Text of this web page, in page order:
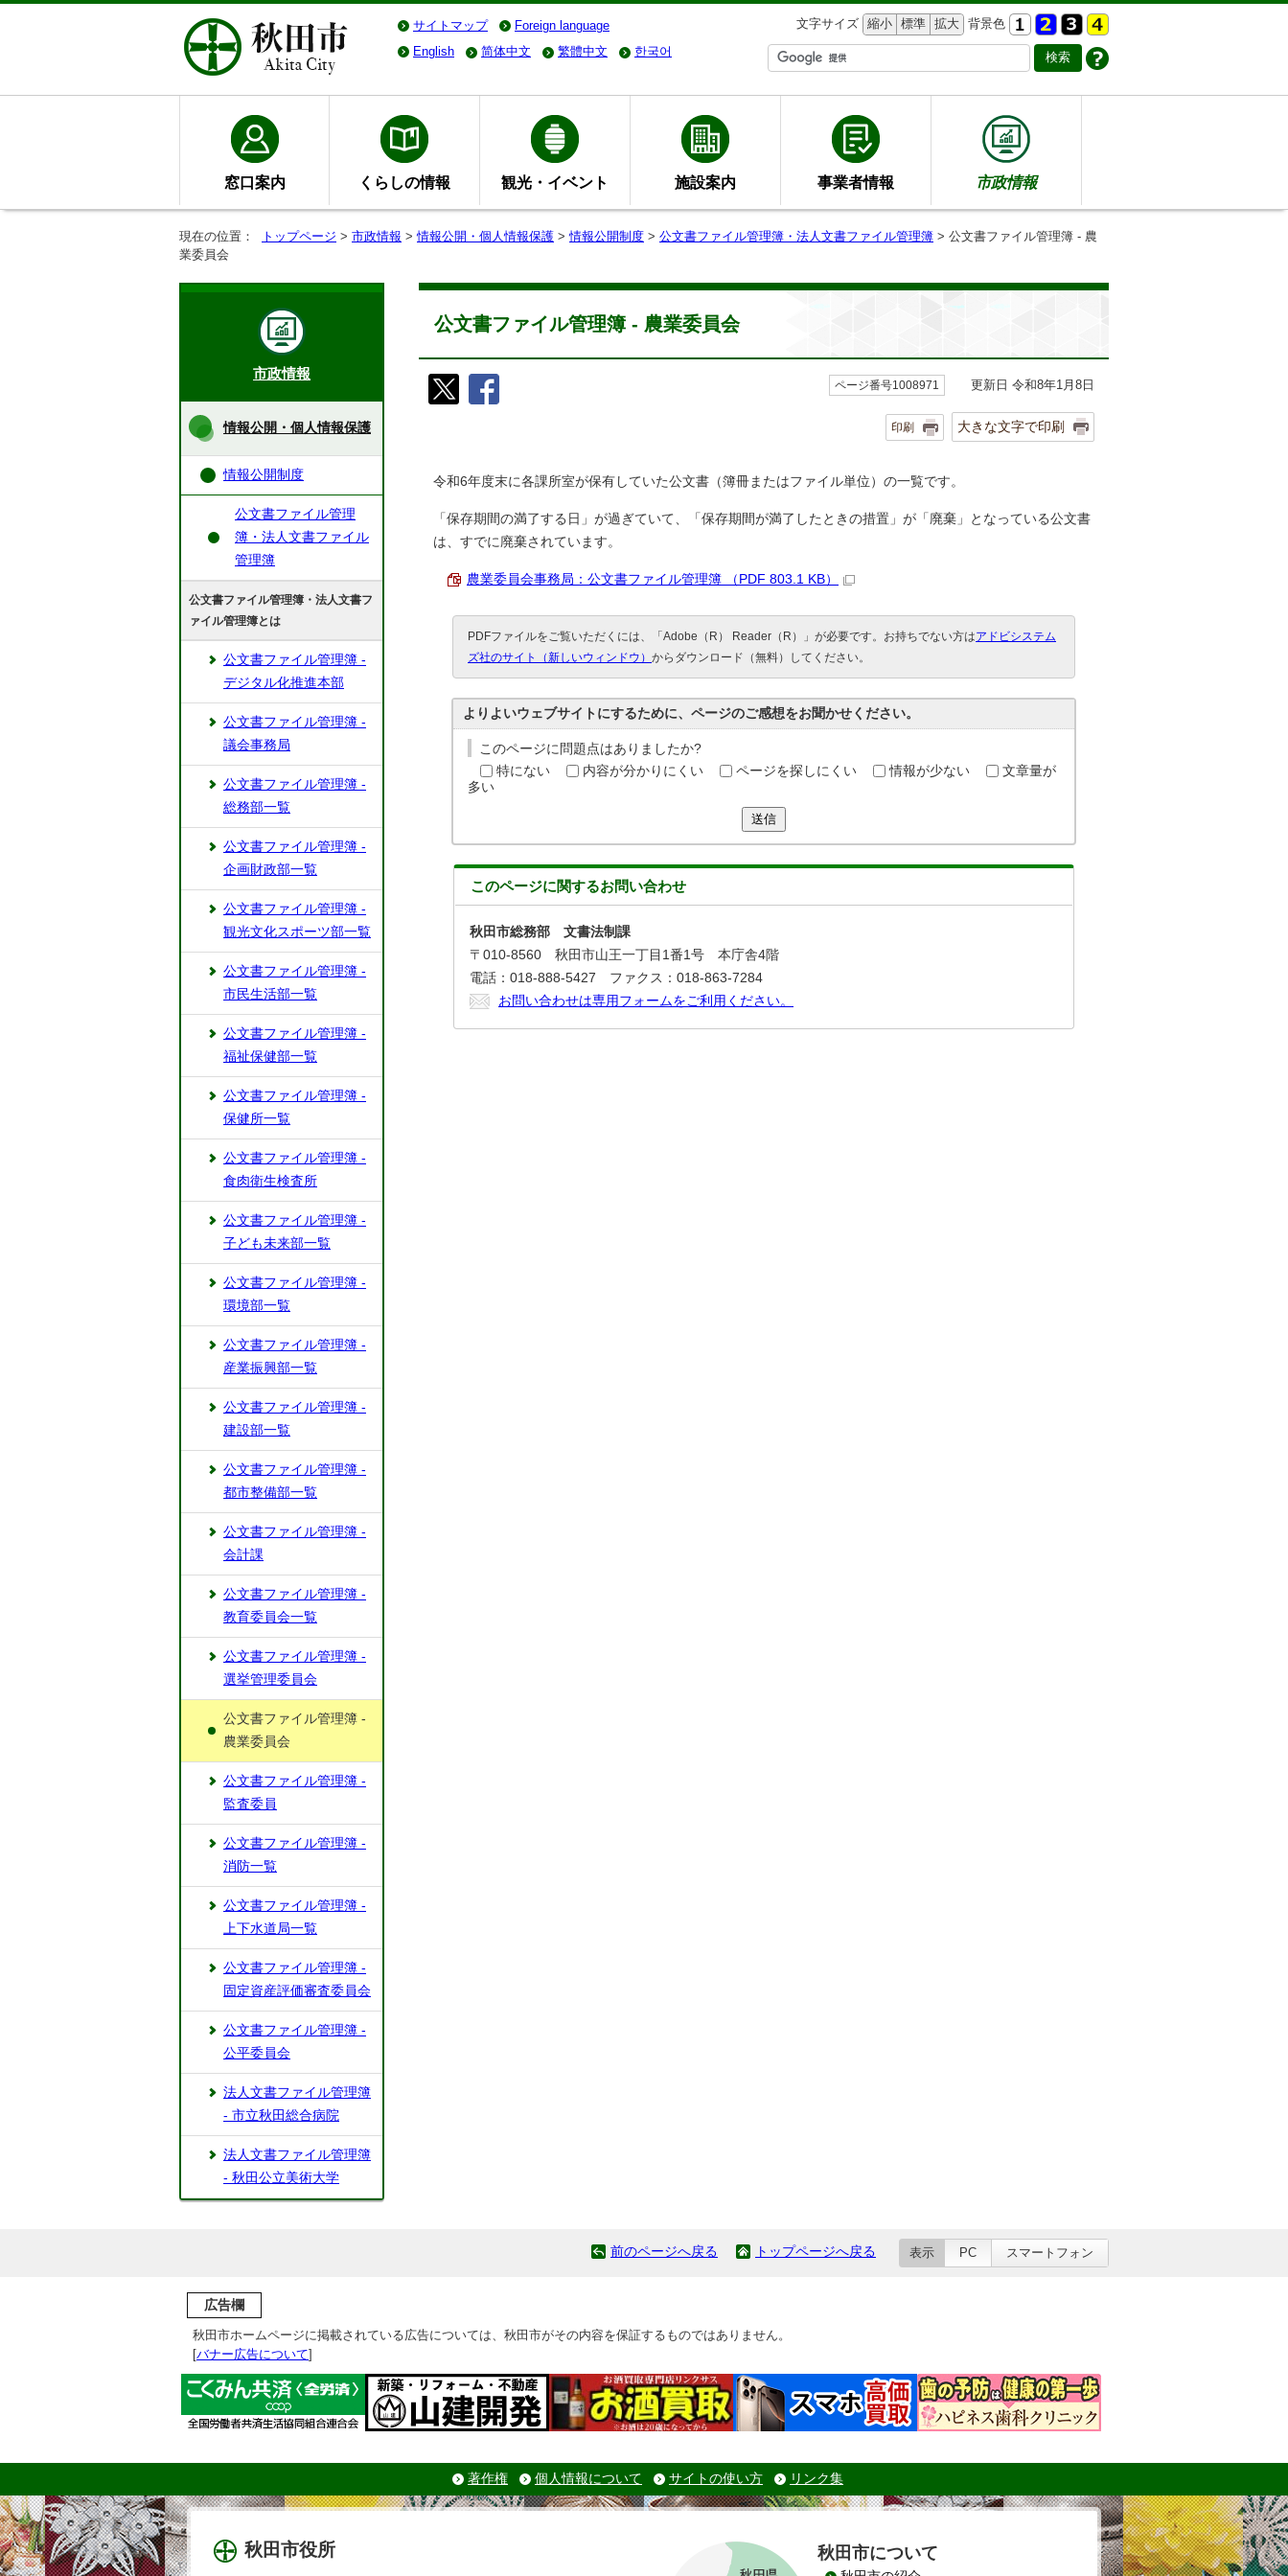
サイトマップ Foreign language 文字サイズ 縮小 標準 拡大 背景色
English
简体中文 繁體中文 한국어
窓口案内 くらしの情報 観光・イベント 施設案内 事業者情報 市政情報
現在の位置： トップページ > 市政情報 >情報公開・個人情報保護 >情報公開制度 > 公文書ファイル管理簿・法人文書ファイル管理簿 > 公文書ファイル管理簿 - 農
業委員会
公文書ファイル管理簿 - 農業委員会
ページ番号1008971 更新日 令和8年1月8日
印刷 大きな文字で印刷
令和6年度末に各課所室が保有していた公文書（簿冊またはファイル単位）の一覧です。
「保存期間の満了する日」が過ぎていて、「保存期間が満了したときの措置」が「廃棄」となっている公文書
は、すでに廃棄されています。
農業委員会事務局：公文書ファイル管理簿 （PDF 803.1 KB）
PDFファイルをご覧いただくには、「Adobe（R） Reader（R）」が必要です。お持ちでない方はアドビシステム
ズ社のサイト（新しいウィンドウ） からダウンロード（無料）してください。
よりよいウェブサイトにするために、ページのご感想をお聞かせください。
このページに問題点はありましたか?
特にない
内容が分かりにくい ページを探しにくい 情報が少ない
文章量が
多い
送信
このページに関するお問い合わせ
秋田市総務部 文書法制課
〒010-8560 秋田市山王一丁目1番1号 本庁舎4階
電話：018-888-5427 ファクス：018-863-7284
お問い合わせは専用フォームをご利用ください。
市政情報
情報公開・個人情報保護
情報公開制度
公文書ファイル管理
簿・法人文書ファイル
管理簿
公文書ファイル管理簿・法人文書フ
ァイル管理簿とは
公文書ファイル管理簿 ‐
デジタル化推進本部
公文書ファイル管理簿 -
議会事務局
公文書ファイル管理簿 -
総務部一覧
公文書ファイル管理簿 -
企画財政部一覧
公文書ファイル管理簿 -
観光文化スポーツ部一覧
公文書ファイル管理簿 -
市民生活部一覧
公文書ファイル管理簿 -
福祉保健部一覧
公文書ファイル管理簿 -
保健所一覧
公文書ファイル管理簿 -
食肉衛生検査所
公文書ファイル管理簿 -
子ども未来部一覧
公文書ファイル管理簿 -
環境部一覧
公文書ファイル管理簿 -
産業振興部一覧
公文書ファイル管理簿 -
建設部一覧
公文書ファイル管理簿 -
都市整備部一覧
公文書ファイル管理簿 -
会計課
公文書ファイル管理簿 -
教育委員会一覧
公文書ファイル管理簿 -
選挙管理委員会
公文書ファイル管理簿 -
農業委員会
公文書ファイル管理簿 -
監査委員
公文書ファイル管理簿 -
消防一覧
公文書ファイル管理簿 -
上下水道局一覧
公文書ファイル管理簿 -
固定資産評価審査委員会
公文書ファイル管理簿 -
公平委員会
法人文書ファイル管理簿
- 市立秋田総合病院
法人文書ファイル管理簿
- 秋田公立美術大学
前のページへ戻る トップページへ戻る 表示 PC スマートフォン
広告欄
秋田市ホームページに掲載されている広告については、秋田市がその内容を保証するものではありません。
[バナー広告について]
著作権 個人情報について サイトの使い方 リンク集
秋田市役所 秋田市について